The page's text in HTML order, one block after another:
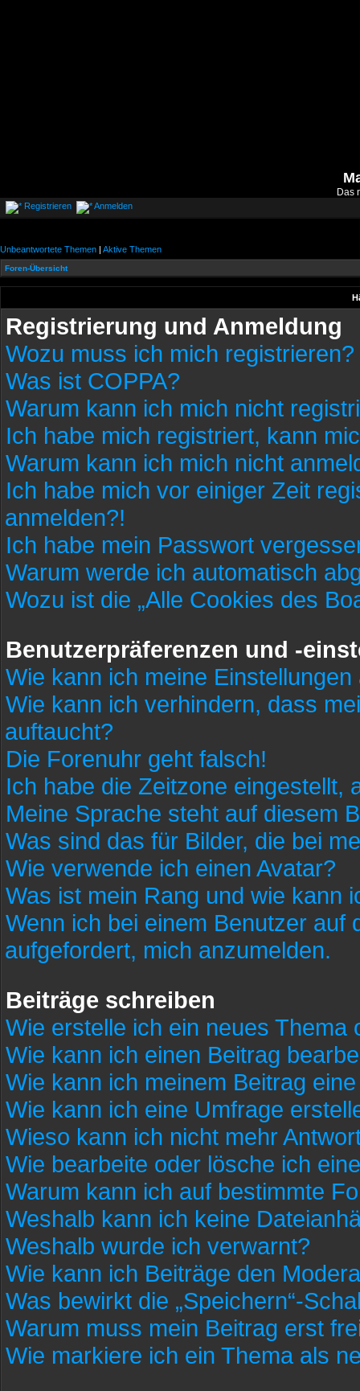
Das
Registrieren Anmelden
Unbeantwortete Themen | Aktive Themen
Foren-Übersicht
Registrierung und Anmeldung
Wozu muss ich mich registrieren?
Was ist COPPA?
Warum kann ich mich nicht
Ich habe mich registriert, kann
Warum kann ich mich nicht
Ich habe mich vor einiger Zeit
anmelden?!
Ich habe mein Passwort
Warum werde ich automatisch
Wozu ist die „Alle Cookies des
Benutzerpräferenzen und -
Wie kann ich meine Einstellungen
Wie kann ich verhindern, dass
auftaucht?
Die Forenuhr geht falsch!
Ich habe die Zeitzone eingestellt,
Meine Sprache steht auf diesem
Was sind das für Bilder, die bei
Wie verwende ich einen Avatar?
Was ist mein Rang und wie kann
Wenn ich bei einem Benutzer auf
aufgefordert, mich anzumelden.
Beiträge schreiben
Wie erstelle ich ein neues Thema
Wie kann ich einen Beitrag
Wie kann ich meinem Beitrag
Wie kann ich eine Umfrage
Wieso kann ich nicht mehr
Wie bearbeite oder lösche ich
Warum kann ich auf bestimmte
Weshalb kann ich keine
Weshalb wurde ich verwarnt?
Wie kann ich Beiträge den
Was bewirkt die „Speichern“-
Warum muss mein Beitrag erst
Wie markiere ich ein Thema als